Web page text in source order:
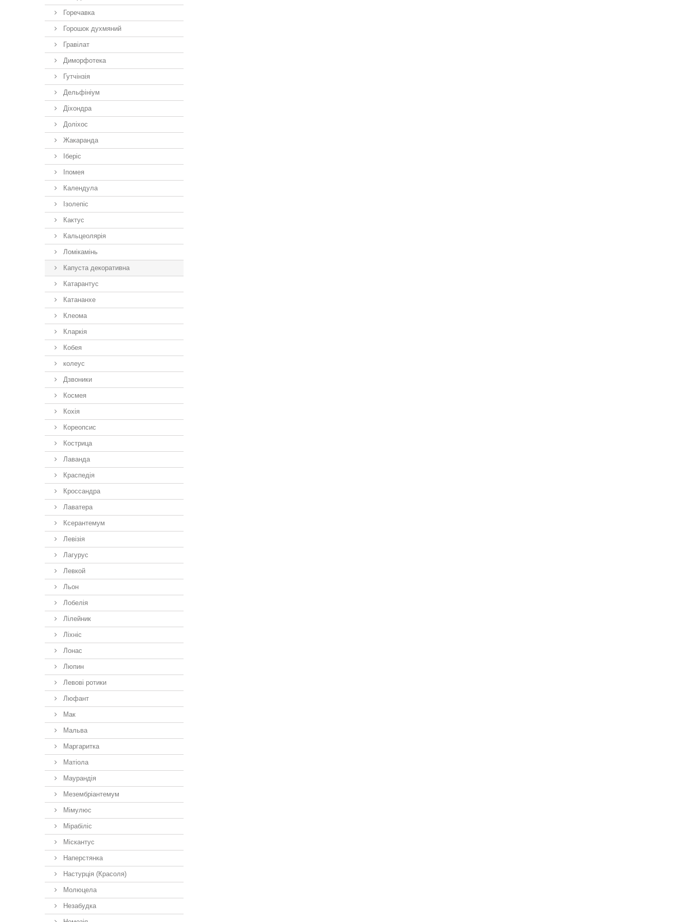
Горечавка
Горошок духмяний
Гравілат
Диморфотека
Гутчінзія
Дельфініум
Діхондра
Доліхос
Жакаранда
Іберiс
Іпомея
Календула
Ізолепіс
Кактус
Кальцеолярія
Ломікамінь
Капуста декоративна
Катарантус
Катананхе
Клеома
Кларкія
Кобея
колеус
Дзвоники
Космея
Кохія
Кореопсис
Кострица
Лаванда
Краспедія
Кроссандра
Лаватера
Ксерантемум
Левізія
Лагурус
Левкой
Льон
Лобелія
Лілейник
Ліхніс
Лонас
Люпин
Левові ротики
Люфант
Мак
Мальва
Маргаритка
Матіола
Маурандія
Мезембріантемум
Мімулюс
Мірабіліс
Міскантус
Наперстянка
Настурція (Красоля)
Молюцела
Незабудка